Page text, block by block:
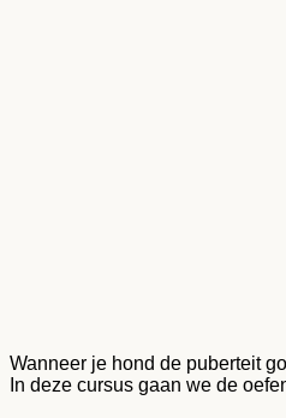
Wanneer je hond de puberteit
In deze cursus gaan we de